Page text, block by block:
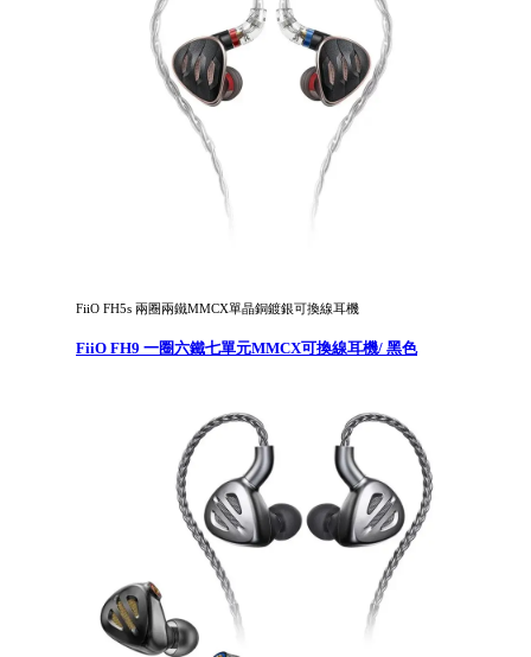
FiiO FH5s 兩圈兩鐵MMCX單晶銅鍍銀可換線耳機
FiiO FH9 一圈六鐵七單元MMCX可換線耳機/ 黑色